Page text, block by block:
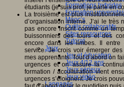
Formations hybrides
Formation
Mooc’s
Outils collaboratifs
Sites ressources
Tutorat
Jeux
Jeu et éducation
Jeux 4/12 ans
Jeux sérieux
Jeux vidéo
Langages
étudiants (je suis prof, je parle en
La troisième est plus
d’organisation interne. J’ai le très
pas encore inscrit comme un
buissonniers des tours et des
encore dans les limbes. Il
service. Je crois voir émerger
mes apprenants. Tout d’abord on
urgences et on assure la
formation / acculturation vient
urgences s’éloignent. Je crois